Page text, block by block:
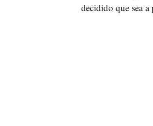
decidido que sea a